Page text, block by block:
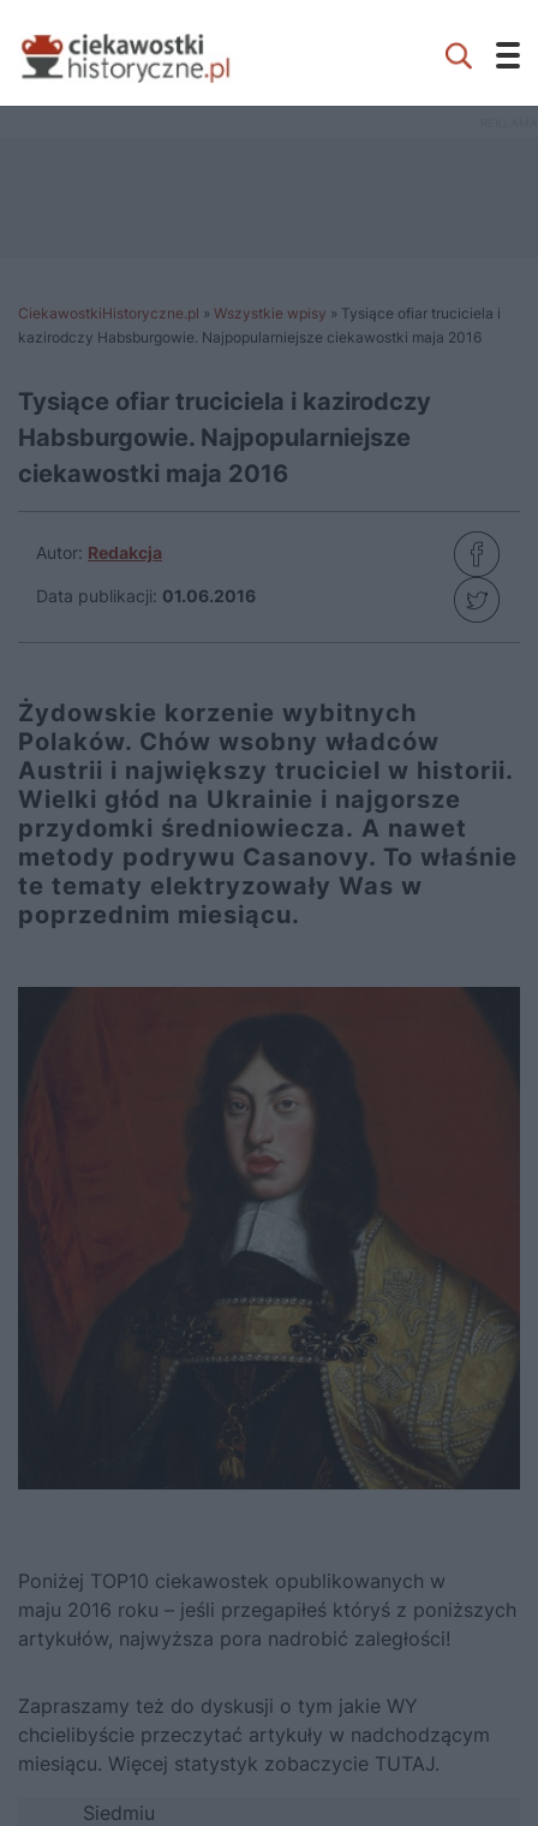
CiekawostkiHistoryczne.pl » Wszystkie wpisy » Tysiące ofiar truciciela i
kazirodczy Habsburgowie. Najpopularniejsze ciekawostki maja 2016
Tysiące ofiar truciciela i kazirodczy
Habsburgowie. Najpopularniejsze
ciekawostki maja 2016
Autor: Redakcja
Data publikacji: 01.06.2016
Żydowskie korzenie wybitnych
Polaków. Chów wsobny władców
Austrii i największy truciciel w historii.
Wielki głód na Ukrainie i najgorsze
przydomki średniowiecza. A nawet
metody podrywu Casanovy. To właśnie
te tematy elektryzowały Was w
poprzednim miesiącu.
Poniżej TOP10 ciekawostek opublikowanych w
maju 2016 roku – jeśli przegapiłeś któryś z poniższych
artykułów, najwyższa pora nadrobić zaległości!
Zapraszamy też do dyskusji o tym jakie WY
chcielibyście przeczytać artykuły w nadchodzącym
miesiącu. Więcej statystyk zobaczycie TUTAJ.
Siedmiu